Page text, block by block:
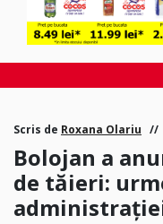
Scris de Roxana Olariu
Bolojan a
de tăieri: